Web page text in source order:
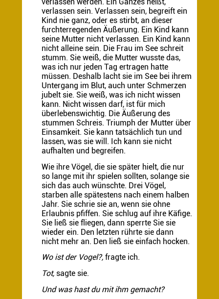
verlassen sein. Verlassen sein, begreift ein
Kind nie ganz, oder es stirbt, an dieser
furchterregenden Äußerung. Ein Kind kann
seine Mutter nicht verlassen. Ein Kind kann
nicht alleine sein. Die Frau im See schreit
stumm. Sie weiß, die Mutter wusste das,
was ich nur jeden Tag ertragen hatte
müssen. Deshalb lacht sie im See bei ihrem
Untergang im Blut, auch unter Schmerzen
jubelt sie. Sie weiß, was ich nicht wissen
kann. Nicht wissen darf, ist für mich
überlebenswichtig. Die Äußerung des
stummen Schreis. Triumph der Mutter über
Einsamkeit. Sie kann tatsächlich tun und
lassen, was sie will. Ich kann sie nicht
aufhalten und begreifen.
Wie ihre Vögel, die sie später hielt, die nur
so lange mit ihr spielen sollten, solange sie
sich das auch wünschte. Drei Vögel,
starben alle spätestens nach einem halben
Jahr. Sie schrie sie an, wenn sie ohne
Erlaubnis pfiffen. Sie schlug auf ihre Käfige.
Sie ließ sie fliegen, dann sperrte Sie sie
wieder ein. Den letzten rührte sie dann
nicht mehr an. Den ließ sie einfach hocken.
Wo ist der Vogel?, fragte ich.
Tot, sagte sie.
Und was hast du mit ihm gemacht?